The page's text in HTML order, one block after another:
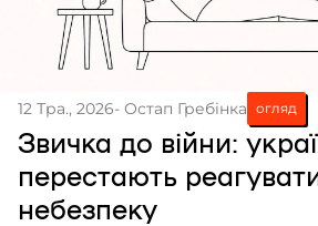
12 Тра., 2026- Остап Гребінка огляд
Звичка до війни:
перестають
небезпеку